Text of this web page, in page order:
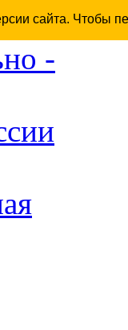
сайта. Чтобы
-